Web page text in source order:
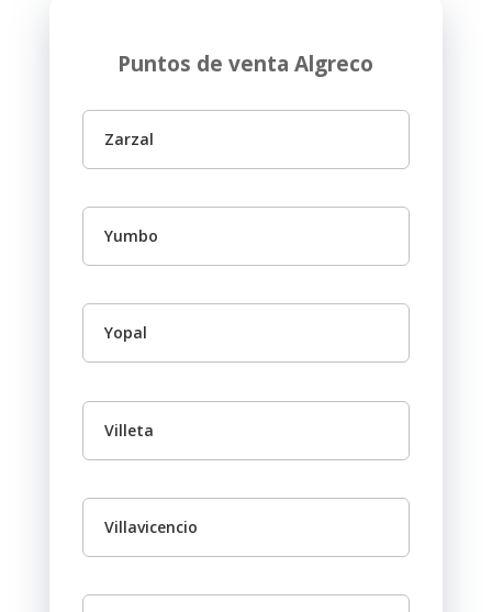
Puntos de venta Algreco
Zarzal
Yumbo
Yopal
Villeta
Villavicencio